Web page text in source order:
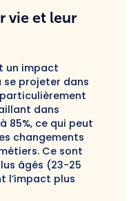
vie et leur
un impact
projeter dans
dans
85%, ce qui peut
changements
Ce sont
âgés (23-25
l’impact plus